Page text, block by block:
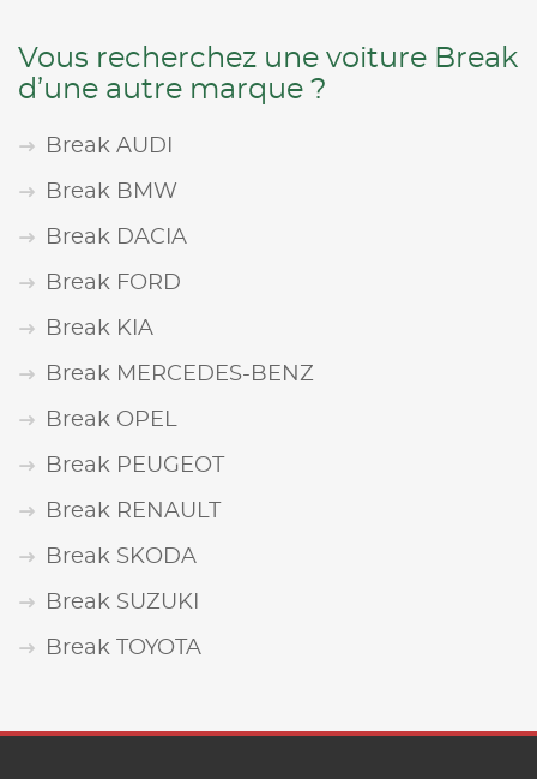
Vous recherchez une voiture Break
d’une autre marque ?
Break AUDI
Break BMW
Break DACIA
Break FORD
Break KIA
Break MERCEDES-BENZ
Break OPEL
Break PEUGEOT
Break RENAULT
Break SKODA
Break SUZUKI
Break TOYOTA